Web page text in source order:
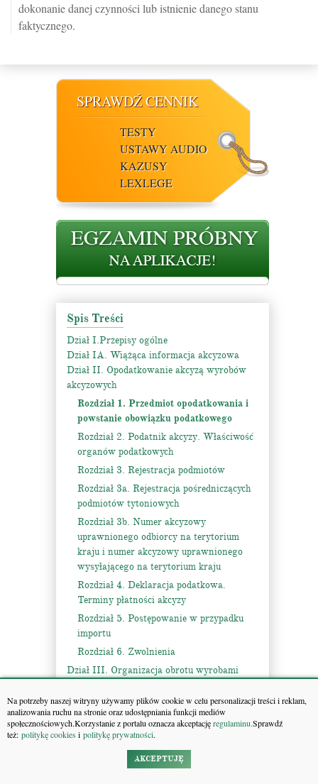
Na potrzeby naszej witryny używamy plików cookie w celu personalizacji treści i reklam,
analizowania ruchu na stronie oraz udostępniania funkcji mediów
społecznościowych.Korzystanie z portalu oznacza akceptacjęregulaminu.Sprawdź
też: politykę cookiesi politykę prywatności.
AKCEPTUJĘ
dokonanie danej czynności lub istnienie danego stanu
faktycznego.
SPRAWDŹ CENNIK
TESTY
USTAWY AUDIO
KAZUSY
LEXLEGE
Spis Treści
Dział I.Przepisy ogólne
Dział IA. Wiążąca informacja akcyzowa
Dział II. Opodatkowanie akcyzą wyrobów
akcyzowych
Rozdział 1. Przedmiot opodatkowania i
powstanie obowiązku podatkowego
Rozdział 2. Podatnik akcyzy. Właściwość
organów podatkowych
Rozdział 3. Rejestracja podmiotów
Rozdział 3a. Rejestracja pośredniczących
podmiotów tytoniowych
Rozdział 3b. Numer akcyzowy
uprawnionego odbiorcy na terytorium
kraju i numer akcyzowy uprawnionego
wysyłającego na terytorium kraju
Rozdział 4. Deklaracja podatkowa.
Terminy płatności akcyzy
Rozdział 5. Postępowanie w przypadku
importu
Rozdział 6. Zwolnienia
Dział III. Organizacja obrotu wyrobami
Rozdział 1. Procedura zawieszenia poboru
akcyzy
Rozdział 1a, Przemieszczanie wyrobów
akcyzowych poza procedurą zawieszenia
poboru akcyzy z użyciem Systemu oraz